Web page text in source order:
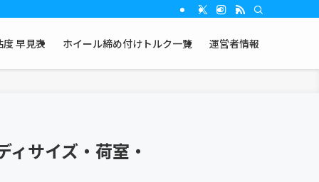
早見表 ホイール締め付けトルク一覧 運営者情報
サイズ・荷室・